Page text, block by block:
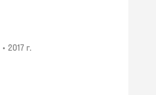
• 2017 г.